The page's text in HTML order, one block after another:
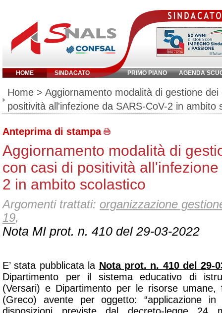
HOME SINDACATO PRIMO PIANO AGENDA
Inserisci parola chiave:
Home > Aggiornamento modalità di gestione
positività all'infezione da SARS-CoV-2 in ambito
Anteprima di stampa
Aggiornamento modalità di
con casi di positività
2 in ambito scolastico
Argomenti trattati: organizzazione
19,
Nota MI prot. n. 410 del 29-03-2022
E’ stata pubblicata la Nota prot. n. 410 del 29-
Dipartimento per il sistema educativo di
(Versari) e Dipartimento per le risorse umane,
(Greco) avente per oggetto: “applicazione